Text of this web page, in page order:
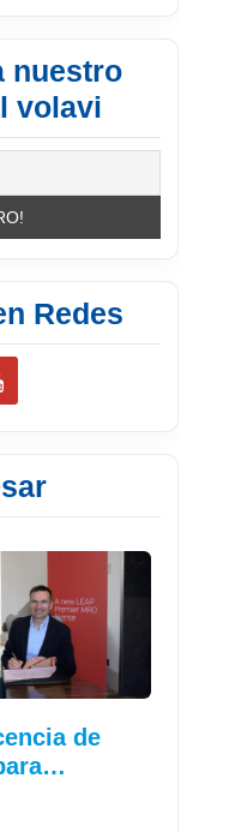
nuestro
volavi
Redes
de